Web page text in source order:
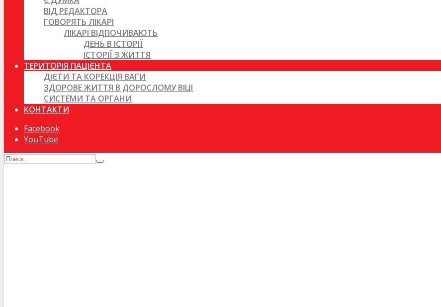
ВІД РЕДАКТОРА
ГОВОРЯТЬ ЛІКАРІ
ЛІКАРІ ВІДПОЧИВАЮТЬ
ДЕНЬ В ІСТОРІЇ
ІСТОРІЇ З ЖИТТЯ
ТЕРИТОРІЯ ПАЦІЄНТА
ДІЄТИ ТА КОРЕКЦІЯ ВАГИ
ЗДОРОВЕ ЖИТТЯ В ДОРОСЛОМУ ВІЦІ
СИСТЕМИ ТА ОРГАНИ
КОНТАКТИ
Facebook
YouTube